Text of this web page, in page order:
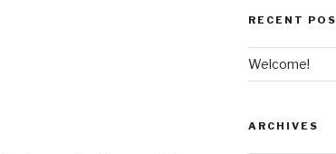
RECENT
Welcome!
ARCHIVES